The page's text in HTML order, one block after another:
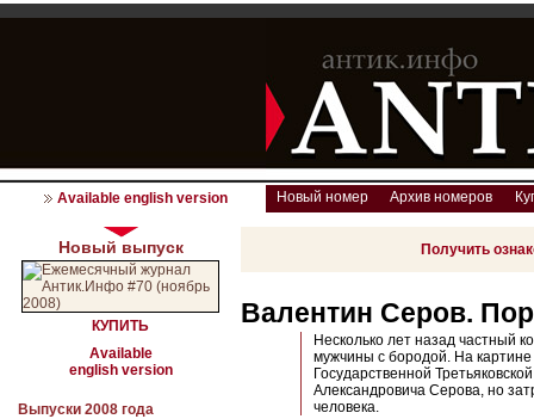
Available english version Новый номер Архив номеров
Новый выпуск
КУПИТЬ
Available
english version
Выпуски 2008 года
Получить
Валентин Серов.
Несколько лет назад частный
мужчины с бородой. На
Государственной
Александровича Серова, но
человека.